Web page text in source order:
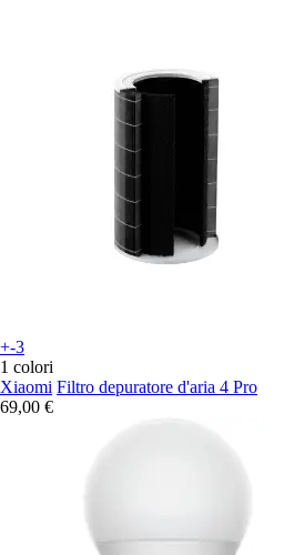
+-3
1 colori
Xiaomi Filtro depuratore d'aria 4 Pro
69,00 €